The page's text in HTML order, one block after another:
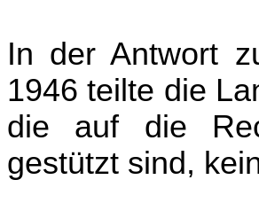
In der Antwort
1946 teilte die
die auf die
gestützt sind,